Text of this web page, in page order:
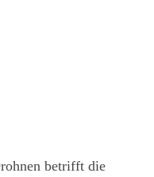
betrifft die